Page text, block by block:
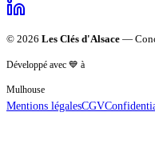
© 2026 Les Clés d'Alsace —
Développé avec 💙 à
Mulhouse
Mentions légalesCGV